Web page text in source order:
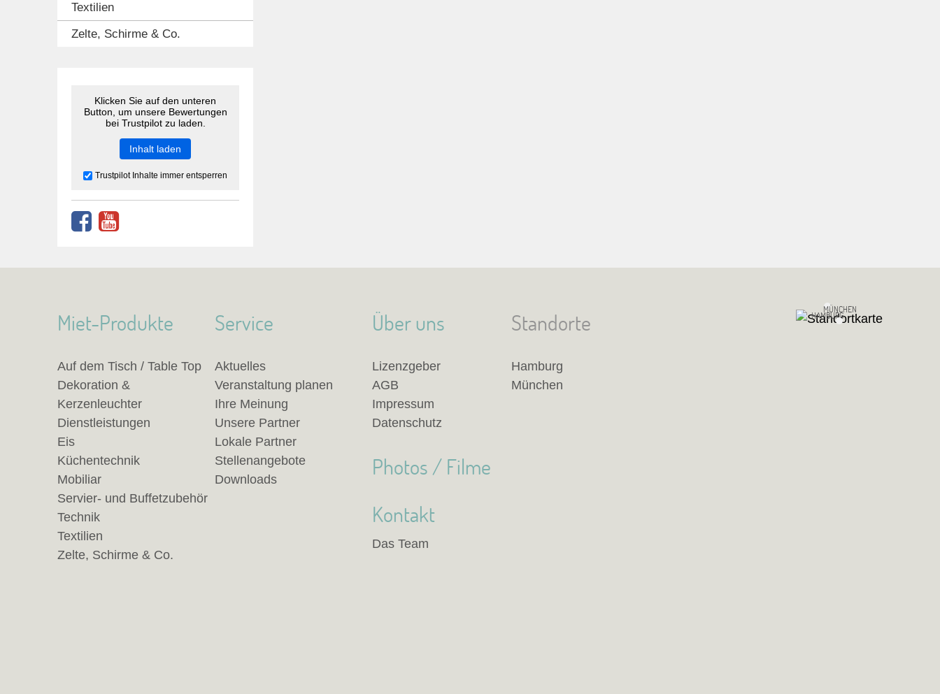
Textilien
Zelte, Schirme & Co.
Klicken Sie auf den unteren
Button, um unsere Bewertungen
bei Trustpilot zu laden.
Inhalt laden
Trustpilot Inhalte immer entsperren
Standorte
Hamburg
München
HAMBURG
MÜNCHEN
Miet-Produkte
Auf dem Tisch / Table Top
Dekoration &
Kerzenleuchter
Dienstleistungen
Eis
Küchentechnik
Mobiliar
Servier- und Buffetzubehör
Technik
Textilien
Zelte, Schirme & Co.
Service
Aktuelles
Veranstaltung planen
Ihre Meinung
Unsere Partner
Lokale Partner
Stellenangebote
Downloads
Über uns
Lizenzgeber
AGB
Impressum
Datenschutz
Photos / Filme
Kontakt
Das Team